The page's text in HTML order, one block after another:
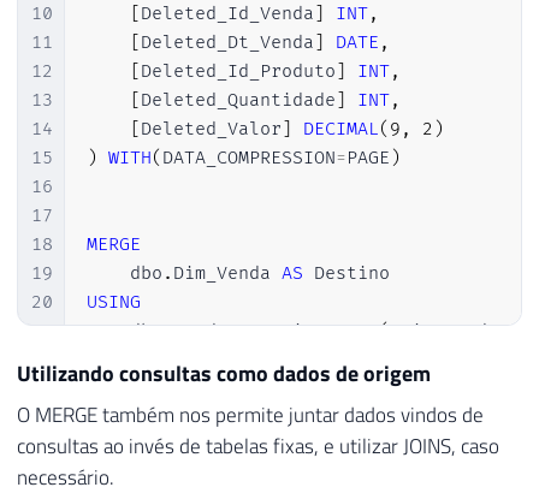
10
11
12
13
14
15
16
17
18
19
20
21
22
23
24
25
26
Deleted_Id_Venda INT,
Deleted_Dt_Venda DATE ,
Deleted_Id_Produto INT,
Deleted_Quantidade INT,
Deleted_Valor DECIMAL( 9 , 2 )
) WITH( DATA_COMPRESSION=PAGE )
MERGE
    dbo
. Dim_Venda AS
USING
    dbo
.Venda AS Origem ON (Origem.
-- Registro existe nas 2 tabelas
WHEN MATCHED
THEN
UPDATE SET
        Destino
Utilizando consultas como dados de origem
O MERGE também nos permite juntar dados vindos de
consultas ao invés de tabelas fixas, e utilizar JOINS, caso
necessário.